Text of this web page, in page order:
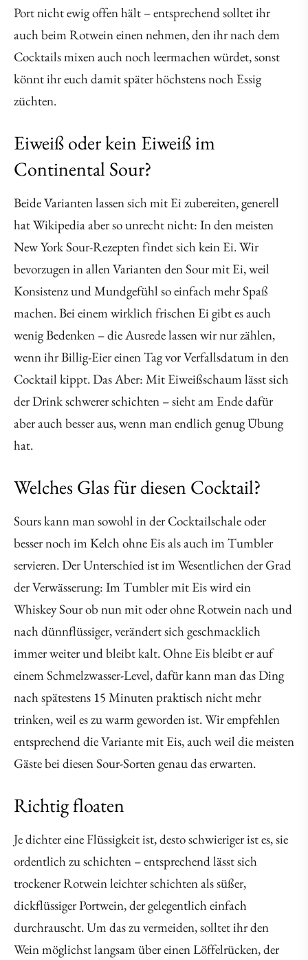
Port nicht ewig offen hält – entsprechend solltet ihr
auch beim Rotwein einen nehmen, den ihr nach dem
Cocktails mixen auch noch leermachen würdet, sonst
könnt ihr euch damit später höchstens noch Essig
züchten.
Eiweiß oder kein Eiweiß im
Continental Sour?
Beide Varianten lassen sich mit Ei zubereiten, generell
hat Wikipedia aber so unrecht nicht: In den meisten
New York Sour-Rezepten findet sich kein Ei. Wir
bevorzugen in allen Varianten den Sour mit Ei, weil
Konsistenz und Mundgefühl so einfach mehr Spaß
machen. Bei einem wirklich frischen Ei gibt es auch
wenig Bedenken – die Ausrede lassen wir nur zählen,
wenn ihr Billig-Eier einen Tag vor Verfallsdatum in den
Cocktail kippt. Das Aber: Mit Eiweißschaum lässt sich
der Drink schwerer schichten – sieht am Ende dafür
aber auch besser aus, wenn man endlich genug Übung
hat.
Welches Glas für diesen Cocktail?
Sours kann man sowohl in der Cocktailschale oder
besser noch im Kelch ohne Eis als auch im Tumbler
servieren. Der Unterschied ist im Wesentlichen der Grad
der Verwässerung: Im Tumbler mit Eis wird ein
Whiskey Sour ob nun mit oder ohne Rotwein nach und
nach dünnflüssiger, verändert sich geschmacklich
immer weiter und bleibt kalt. Ohne Eis bleibt er auf
einem Schmelzwasser-Level, dafür kann man das Ding
nach spätestens 15 Minuten praktisch nicht mehr
trinken, weil es zu warm geworden ist. Wir empfehlen
entsprechend die Variante mit Eis, auch weil die meisten
Gäste bei diesen Sour-Sorten genau das erwarten.
Richtig floaten
Je dichter eine Flüssigkeit ist, desto schwieriger ist es, sie
ordentlich zu schichten – entsprechend lässt sich
trockener Rotwein leichter schichten als süßer,
dickflüssiger Portwein, der gelegentlich einfach
durchrauscht. Um das zu vermeiden, solltet ihr den
Wein möglichst langsam über einen Löffelrücken, der